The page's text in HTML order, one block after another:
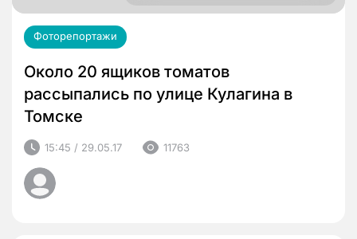
Фоторепортажи
Около 20 ящиков томатов
рассыпались по улице Кулагина в
Томске
15:45 / 29.05.17 11763